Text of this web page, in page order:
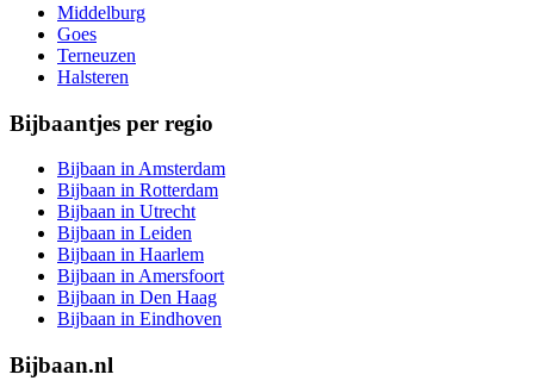
Middelburg
Goes
Terneuzen
Halsteren
Bijbaantjes per regio
Bijbaan in Amsterdam
Bijbaan in Rotterdam
Bijbaan in Utrecht
Bijbaan in Leiden
Bijbaan in Haarlem
Bijbaan in Amersfoort
Bijbaan in Den Haag
Bijbaan in Eindhoven
Bijbaan.nl